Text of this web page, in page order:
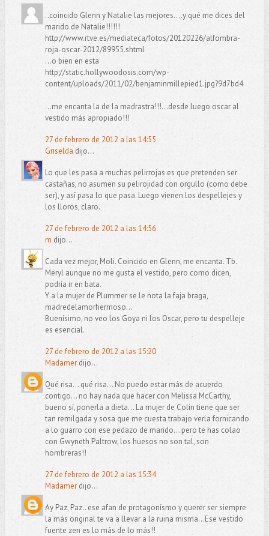
..coincido Glenn y Natalie las mejores....y qué me dices del
marido de Natalie!!!!!!
http://www.rtve.es/mediateca/fotos/20120226/alfombra-
roja-oscar-2012/89955.shtml
...o bien en esta
http://static.hollywoodosis.com/wp-
content/uploads/2011/02/benjaminmillepied1.jpg?9d7bd4
...me encanta la de la madrastra!!!...desde luego oscar al
vestido más apropiado!!!
27 de febrero de 2012 a las 14:55
Griselda dijo...
Lo que les pasa a muchas pelirrojas es que pretenden ser
castañas, no asumen su pelirojidad con orgullo (como debe
ser), y así pasa lo que pasa. Luego vienen los despellejes y
los lloros, claro.
27 de febrero de 2012 a las 14:56
m dijo...
Cada vez mejor, Moli. Coincido en Glenn, me encanta. Tb.
Meryl aunque no me gusta el vestido, pero como dicen,
podría ir en bata.
Y a la mujer de Plummer se le nota la faja braga,
madredelamorhermoso...
Buenísimo, no veo los Goya ni los Oscar, pero tu despelleje
es esencial.
27 de febrero de 2012 a las 15:20
Madamerdijo...
Qué risa... qué risa... No puedo estar más de acuerdo
contigo... no hay nada que hacer con Melissa McCarthy,
bueno sí, ponerla a dieta... La mujer de Colin tiene que ser
tan remilgada y sosa que me cuesta trabajo verla fornicando
a lo guarro con ese pedazo de marido... pero te has colao
con Gwyneth Paltrow, los huesos no son tal, son
hombreras!!
27 de febrero de 2012 a las 15:34
Madamerdijo...
Ay Paz, Paz.. ese afan de protagonísmo y querer ser siempre
la más original te va a llevar a la ruina misma...Ese vestido
fuente zen es lo más de lo más!!